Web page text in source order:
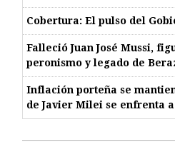
Cobertura: El pulso del
Falleció Juan José Mussi,
peronismo y legado de
Inflación porteña se
de Javier Milei se enfrenta